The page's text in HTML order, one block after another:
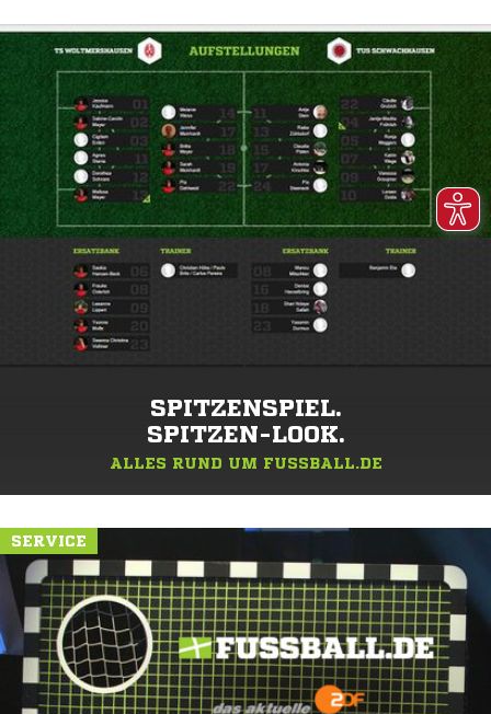
SPITZENSPIEL.
SPITZEN-LOOK.
ALLES RUND UM FUSSBALL.DE
SERVICE